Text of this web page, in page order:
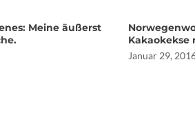
Meine äußerst
Kakaokekse
Januar 29,